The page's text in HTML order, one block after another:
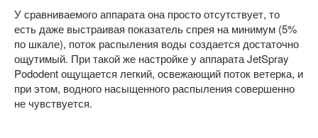
У сравниваемого аппарата она просто отсутствует, то
есть даже выстраивая показатель спрея на минимум (5%
по шкале), поток распыления воды создается достаточно
ощутимый. При такой же настройке у аппарата JetSpray
Pododent ощущается легкий, освежающий поток ветерка, и
при этом, водного насыщенного распыления совершенно
не чувствуется.